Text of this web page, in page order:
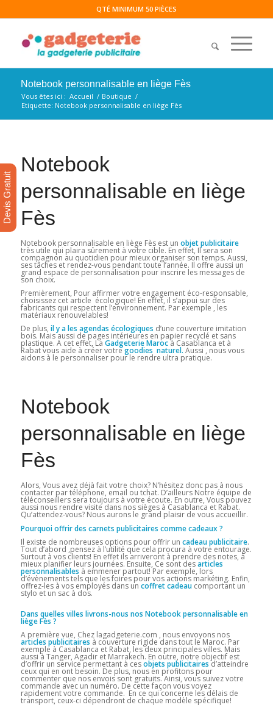
QTÉ MINIMUM 50 PIÈCES
Notebook personnalisable en liège Fès
Vous êtes ici : Accueil / Boutique /
Etiquette: Notebook personnalisable en liège Fès
Notebook
personnalisable en liège
Fès
Notebook personnalisable en liège Fès est un objet publicitaire
très utile qui plaira sûrement à votre cible. En effet, Il sera son
compagnon au quotidien pour mieux organiser son temps. Aussi,
ses tâches et rendez-vous pendant toute l’année. Il offre aussi un
grand espace de personnalisation pour inscrire les messages de
son choix.
Premièrement, Pour affirmer votre engagement éco-responsable,
choisissez cet article écologique! En effet, il s’appui sur des
fabricants qui respectent l’environnement. Par exemple , les
matériaux renouvelables!
De plus, il y a les agendas écologiques d’une couverture imitation
bois. Mais aussi de pages intérieures en papier recyclé et sans
plastique. A cet effet, La Gadgeterie Marocà Casablanca et à
Rabat vous aide à créer votregoodies naturel. Aussi , nous vous
aidons à le personnaliser pour le rendre ultra pratique.
Notebook
personnalisable en liège
Fès
Alors, Vous avez déjà fait votre choix? N’hésitez donc pas à nous
contacter par téléphone, email ou tchat. D’ailleurs Notre équipe de
téléconseillers sera toujours à votre écoute. En outre, Vous pouvez
aussi nous rendre visite dans nos sièges à Casablanca et Rabat.
Qu’attendez-vous? Nous aurons le grand plaisir de vous accueillir.
Pourquoi offrir des carnets publicitaires comme cadeaux ?
Il existe de nombreuses options pour offrir un cadeau publicitaire.
Tout d’abord ,pensez à l’utilité que cela procura à votre entourage.
Surtout à vos clients! En effet ils arriveront à prendre des notes, à
mieux planifier leurs journées. Ensuite, Ce sont desarticles
personnalisables à emmener partout! Par exemple, lors
d’évènements tels que les foires pour vos actions markéting. Enfin,
offrez-les à vos employés dans un coffret cadeau comportant un
stylo et un sac à dos.
Dans quelles villes livrons-nous nos Notebook personnalisable en
liège Fès ?
A première vue, Chez lagadgeterie.com , nous envoyons nos
articles publicitaires à couverture rigide dans tout le Maroc. Par
exemple à Casablanca et Rabat, les deux principales villes. Mais
aussi à Tanger, Agadir et Marrakech. En outre, notre objectif est
d’offrir un service permettant à cesobjets publicitairesd’atteindre
ceux qui en ont besoin. De plus, nous en profitons pour
commenter que nos envois sont gratuits. Ainsi, vous suivez votre
commande avec un numéro. De cette façon vous voyez
rapidement votre commande. En ce qui concerne les délais de
transport, ceux-ci dépendront de chaque modèle spécifique!
Devis Gratuit